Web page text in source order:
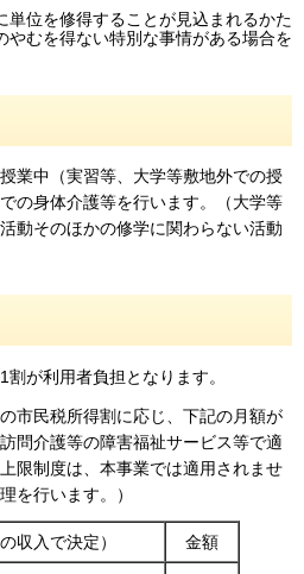
単位を修得することが見込まれるかた
やむを得ない特別な事情がある場合を
業中（実習等、大学等敷地外での授
の身体介護等を行います。（大学等
動そのほかの修学に関わらない活動
が利用者負担となります。
市民税所得割に応じ、下記の月額が
問介護等の障害福祉サービス等で適
限制度は、本事業では適用されませ
を行います。）
収入で決定） 金額